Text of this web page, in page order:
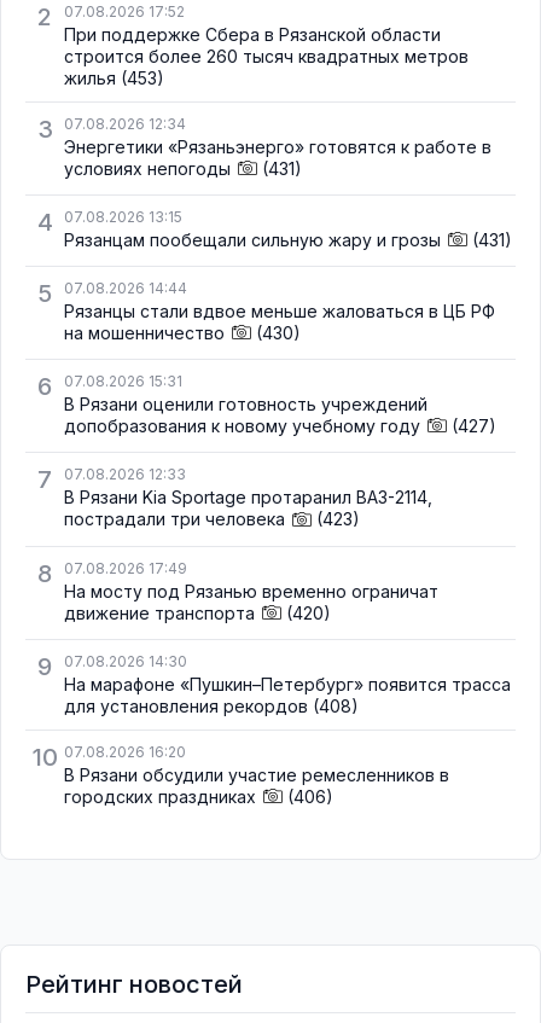
2 07.08.2026 17:52
При поддержке Сбера в Рязанской области
строится более 260 тысяч квадратных метров
жилья (453)
3 07.08.2026 12:34
Энергетики «Рязаньэнерго» готовятся к работе в
условиях непогоды
(431)
4 07.08.2026 13:15
Рязанцам пообещали сильную жару и грозы (431)
5 07.08.2026 14:44
Рязанцы стали вдвое меньше жаловаться в ЦБ РФ
на мошенничество
(430)
6 07.08.2026 15:31
В Рязани оценили готовность учреждений
допобразования к новому учебному году
(427)
7 07.08.2026 12:33
В Рязани Kia Sportage протаранил ВАЗ-2114,
пострадали три человека
(423)
8 07.08.2026 17:49
На мосту под Рязанью временно ограничат
движение транспорта
(420)
9 07.08.2026 14:30
На марафоне «Пушкин–Петербург» появится трасса
для установления рекордов (408)
10 07.08.2026 16:20
В Рязани обсудили участие ремесленников в
городских праздниках
(406)
Рейтинг новостей